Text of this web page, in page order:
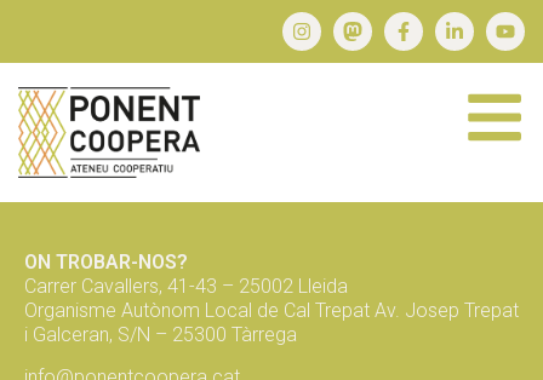
ON TROBAR-NOS?
Carrer Cavallers, 41-43 – 25002 Lleida
Organisme Autònom Local de Cal Trepat Av. Josep Trepat
i Galceran, S/N – 25300 Tàrrega